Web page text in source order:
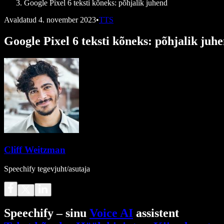
Google Pixel 6 teksti kõneks: põhjalik juhend
Avaldatud 4. november 2023•TTS
Google Pixel 6 teksti kõneks: põhjalik
Cliff Weitzman
Speechify tegevjuht/asutaja
Speechify – sinu Voice AI assistent